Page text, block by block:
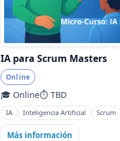
IA para Scrum Masters
Online
🎓 Online⏱️ TBD
IA Inteligencia Artificial Scrum
Más información